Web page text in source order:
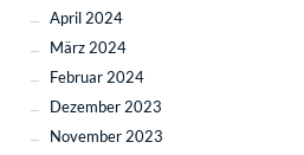
April 2024
März 2024
Februar 2024
Dezember 2023
November 2023